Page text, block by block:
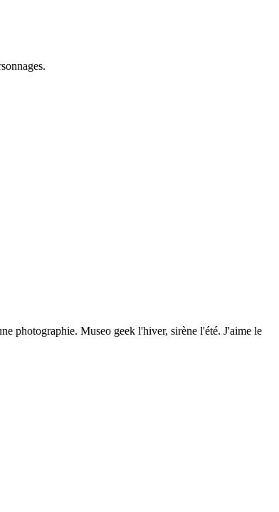
photographie. Museo geek l'hiver, sirène l'été. J'aime le